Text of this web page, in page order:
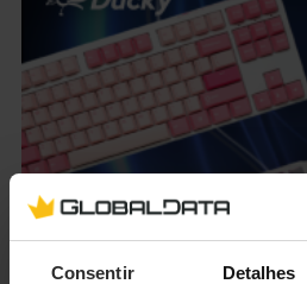
Consentir Detalhes